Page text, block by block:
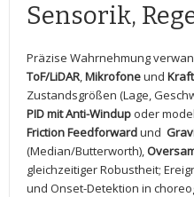
Sensorik,​
Präzise Wahrnehmung
ToF/LiDAR,Mikrofoneund
Zustandsgrößen (Lage,
PID mit​ Anti-Windup oder
Friction Feedforwardund ⁤
(Median/Butterworth),
gleichzeitiger Robustheit;
und Onset-Detektion ⁢in⁣